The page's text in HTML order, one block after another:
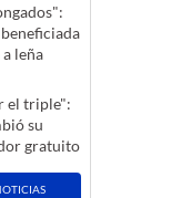
leña
el triple":
su
gratuito